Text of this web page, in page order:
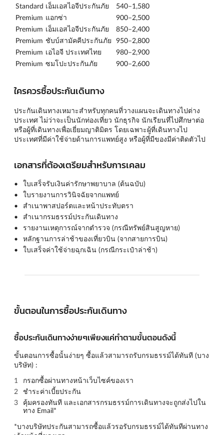
Standard เอ็มเอสไอจีประกันภัย
540–1,580
Premium แอกซ่า
900–2,500
Premium เอ็มเอสไอจีประกันภัย
850–2,400
Premium ชับบ์สามัคคีประกันภัย 950–2,800
Premium เอไอจี ประเทศไทย
980–2,900
Premium ซมโปะประกันภัย 900–2,600
ใครควรซื้อประกันเดินทาง
ประกันเดินทางเหมาะสำหรับทุกคนที่วางแผนจะเดินทางไปต่าง
ประเทศ ไม่ว่าจะเป็นนักท่องเที่ยว นักธุรกิจ นักเรียนที่ไปศึกษาต่อ
หรือผู้ที่เดินทางเพื่อเยี่ยมญาติมิตร โดยเฉพาะผู้ที่เดินทางไป
ประเทศที่มีค่าใช้จ่ายด้านการแพทย์สูง หรือผู้ที่มีของมีค่าติดตัวไป
เอกสารที่ต้องเตรียมสำหรับการเคลม
ใบเสร็จรับเงินค่ารักษาพยาบาล (ต้นฉบับ)
ใบรายงานการวินิจฉัยจากแพทย์
สำเนาพาสปอร์ตและหน้าประทับตรา
สำเนากรมธรรม์ประกันเดินทาง
รายงานเหตุการณ์จากตำรวจ (กรณีทรัพย์สินสูญหาย)
หลักฐานการล่าช้าของเที่ยวบิน (จากสายการบิน)
ใบเสร็จค่าใช้จ่ายฉุกเฉิน (กรณีกระเป๋าล่าช้า)
ขั้นตอนในการซื้อประกันเดินทาง
ซื้อประกันเดินทางง่ายๆเพียงแค่ทำตามขั้นตอนดังนี้
ขั้นตอนการซื้อนั้นง่ายๆ ซื้อแล้วสามารถรับกรมธรรม์ได้ทันที (บาง
บริษัท) :
กรอกซื้อผ่านทางหน้าเว็บไซค์ของเรา
ชำระค่าเบี้ยประกัน
คุ้มครองทันที และเอกสารกรมธรรม์การเดินทางจะถูกส่งไปใน
ทาง Email*
*บางบริษัทประกันสามารถซื้อแล้วรอรับกรมธรรม์ได้ทันทีผ่านทาง